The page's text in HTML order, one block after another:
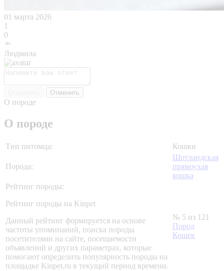
01 марта 2026
1
0
Людмила
Отменить
О породе
О породе
Тип питомца: Кошки
Порода:
Шотландская
прямоухая
кошка
Рейтинг породы:
Рейтинг породы на Kinpet
Данный рейтинг формируется на основе
частоты упоминаний, поиска породы
посетителями на сайте, посещаемости
объявлений и других параметрах, которые
помогают определить популярность породы на
площадке Kinpet.ru в текущий период времени.
№ 5 из 121
Пород
Кошек